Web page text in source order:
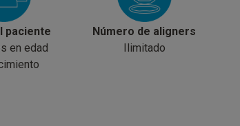
paciente
en edad
Número de aligners
Ilimitado